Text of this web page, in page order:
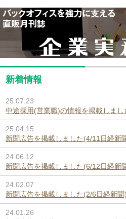
新着情報
25.07.23
中途採用(営業職)の情報を掲載しまし
25.04.15
新聞広告を掲載しました(4/11日経新
24.06.12
新聞広告を掲載しました(6/12日経新
24.02.07
新聞広告を掲載しました(2/6日経新聞)
24.01.26